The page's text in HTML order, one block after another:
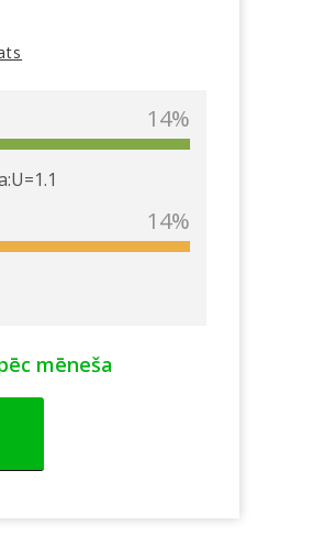
40%
40%
mēneša